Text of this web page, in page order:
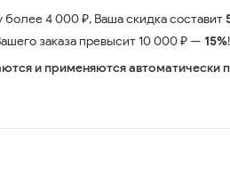
более 4 000 ₽, Ваша скидка составит
заказа превысит 10 000 ₽ — 15%!
и применяются автоматически